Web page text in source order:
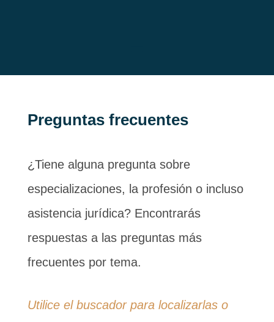
Preguntas frecuentes
¿Tiene alguna pregunta sobre
especializaciones, la profesión o incluso
asistencia jurídica? Encontrarás
respuestas a las preguntas más
frecuentes por tema.
Utilice el buscador para localizarlas o